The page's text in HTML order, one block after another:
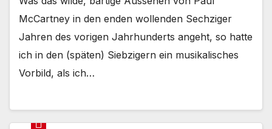
McCartney in den enden wollenden Sechziger
Jahren des vorigen Jahrhunderts angeht, so hatte
ich in den (späten) Siebzigern ein musikalisches
Vorbild, als ich…